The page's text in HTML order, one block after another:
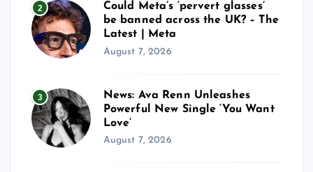
2
Could Meta’s ‘pervert glasses’
be banned across the UK? – The
Latest | Meta
August 7, 2026
3
News: Ava Renn Unleashes
Powerful New Single ‘You Want
Love’
August 7, 2026